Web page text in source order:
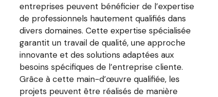
entreprises peuvent bénéficier de l’expertise
de professionnels hautement qualifiés dans
divers domaines. Cette expertise spécialisée
garantit un travail de qualité, une approche
innovante et des solutions adaptées aux
besoins spécifiques de l’entreprise cliente.
Grâce à cette main-d’œuvre qualifiée, les
projets peuvent être réalisés de manière